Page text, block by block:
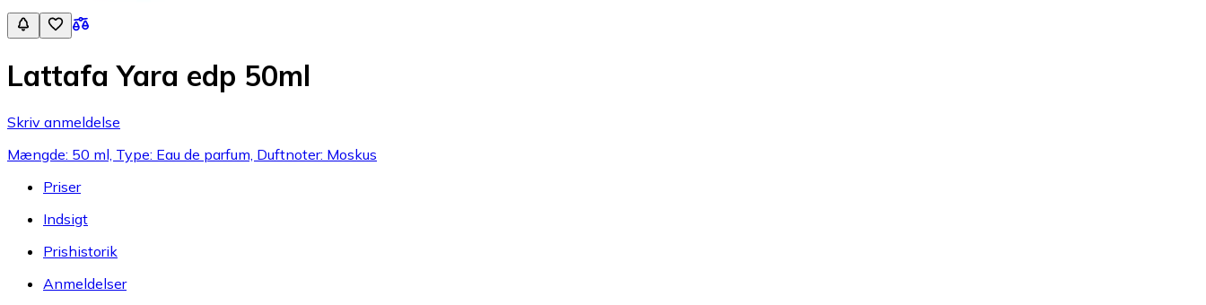
Lattafa Yara edp 50ml
Skriv anmeldelse
Mængde: 50 ml, Type: Eau de parfum, Duftnoter: Moskus
Priser
Indsigt
Prishistorik
Anmeldelser